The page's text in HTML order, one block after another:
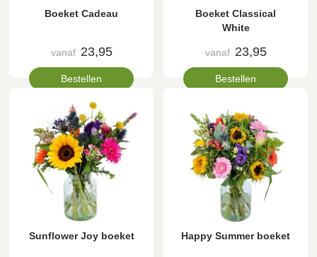
Boeket Cadeau
vanaf 23,95
Bestellen
Boeket Classical
White
vanaf 23,95
Bestellen
Sunflower Joy boeket Happy Summer boeket